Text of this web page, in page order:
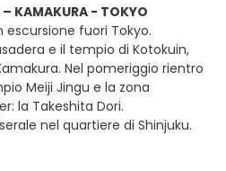
KAMAKURA - TOKYO
fuori Tokyo.
e il tempio di Kotokuin,
Nel pomeriggio rientro
Meiji Jingu e la zona
la Takeshita Dori.
nel quartiere di Shinjuku.